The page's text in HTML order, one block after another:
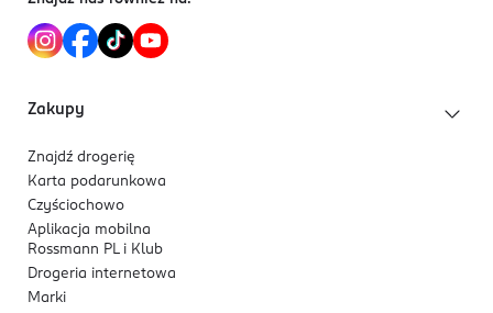
Zakupy
Znajdź drogerię
Karta podarunkowa
Czyściochowo
Aplikacja mobilna
Rossmann PL i Klub
Drogeria internetowa
Marki